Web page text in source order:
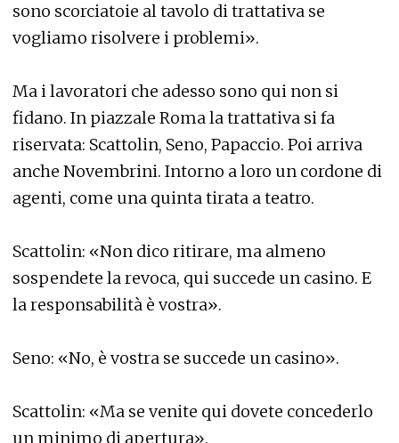
sono scorciatoie al tavolo di trattativa se
vogliamo risolvere i problemi».
Ma i lavoratori che adesso sono qui non si
fidano. In piazzale Roma la trattativa si fa
riservata: Scattolin, Seno, Papaccio. Poi arriva
anche Novembrini. Intorno a loro un cordone di
agenti, come una quinta tirata a teatro.
Scattolin: «Non dico ritirare, ma almeno
sospendete la revoca, qui succede un casino. E
la responsabilità è vostra».
Seno: «No, è vostra se succede un casino».
Scattolin: «Ma se venite qui dovete concederlo
un minimo di apertura».